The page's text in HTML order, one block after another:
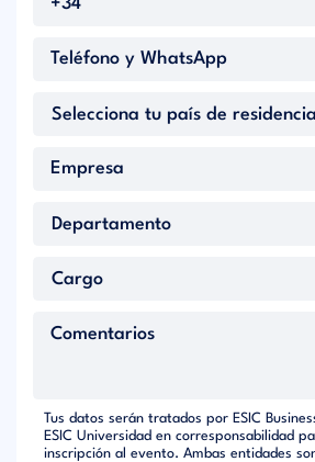
Tus datos serán tratados por ESIC
ESIC Universidad en corresponsabilidad
inscripción al evento. Ambas entidades